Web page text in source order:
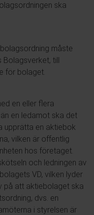
ska
måste
till
för bolaget.
en eller flera
en ledamot ska det
upprätta en aktiebok
vilken är offentlig
hos företaget.
och ledningen av
VD, vilken lyder
på att aktiebolaget ska
dvs. en
i styrelsen är